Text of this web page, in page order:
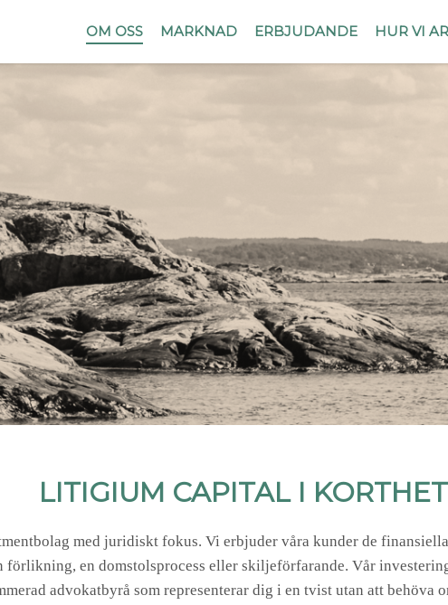
OM OSS MARKNAD ERBJUDANDE HUR VI
LITIGIUM CAPITAL I KORTHET
med juridiskt fokus. Vi erbjuder våra kunder de
förlikning, en domstolsprocess eller skiljeförfarande. Vår
advokatbyrå som representerar dig i en tvist utan att behöva